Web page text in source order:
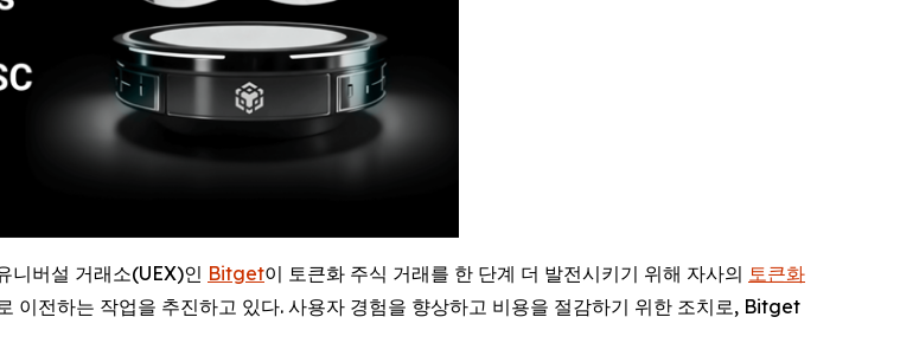
니버설 거래소(UEX)인 Bitget이 토큰화 주식 거래를 한 단계 더 발전시키기 위해 자사의 토큰화
이전하는 작업을 추진하고 있다. 사용자 경험을 향상하고 비용을 절감하기 위한 조치로, Bitget